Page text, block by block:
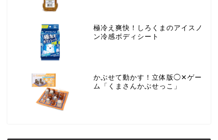
極冷え爽快！しろくまのアイスノ
ン冷感ボディシート
かぶせて動かす！立体版◯✕ゲー
ム「くまさんかぶせっこ」